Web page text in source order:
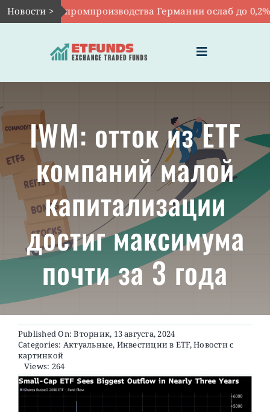
Skip
to
Новости >
рост промпроизводства Германии ослаб до 0,2% |
Toggle
Navigation
ЧТО ТАКОЕ ETF
ИНВЕСТИЦИИ В ETF
ТЕМАТИЧЕСКИЕ ETF
АКТУАЛЬНЫЕ
О ПРОЕКТЕ
IWM: отток из ETF
компаний малой
капитализации
достиг максимума
почти за 3 года
Published On: Вторник, 13 августа, 2024
Categories: Актуальные, Инвестиции в ETF,Новости с
картинкой
Views: 264